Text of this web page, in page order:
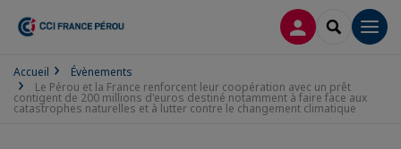
CONNEXION
Accueil
Évènements
Le Pérou et la France renforcent leur coopération avec un prêt
contigent de 200 millions d'euros destiné notamment à faire face aux
catastrophes naturelles et à lutter contre le changement climatique